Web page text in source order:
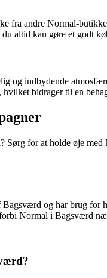
fra andre Normal-
altid kan gøre et godt
og indbydende
bidrager til en
Sørg for at holde øje
og har brug for
Normal i Bagsværd